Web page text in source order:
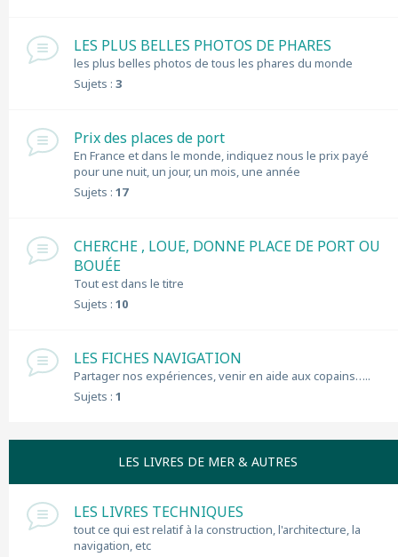
LES PLUS BELLES PHOTOS DE PHARES
les plus belles photos de tous les phares du monde
Sujets : 3
Prix des places de port
En France et dans le monde, indiquez nous le prix payé
pour une nuit, un jour, un mois, une année
Sujets : 17
CHERCHE , LOUE, DONNE PLACE DE PORT OU
BOUÉE
Tout est dans le titre
Sujets : 10
LES FICHES NAVIGATION
Partager nos expériences, venir en aide aux copains…..
Sujets : 1
LES LIVRES DE MER & AUTRES
LES LIVRES TECHNIQUES
tout ce qui est relatif à la construction, l'architecture, la
navigation, etc